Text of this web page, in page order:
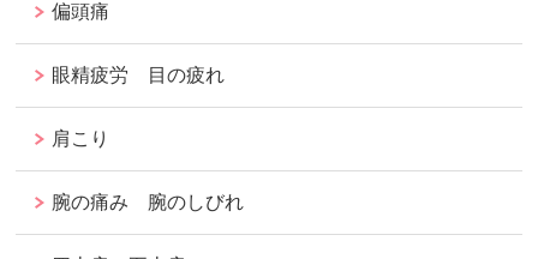
偏頭痛
眼精疲労 目の疲れ
肩こり
腕の痛み 腕のしびれ